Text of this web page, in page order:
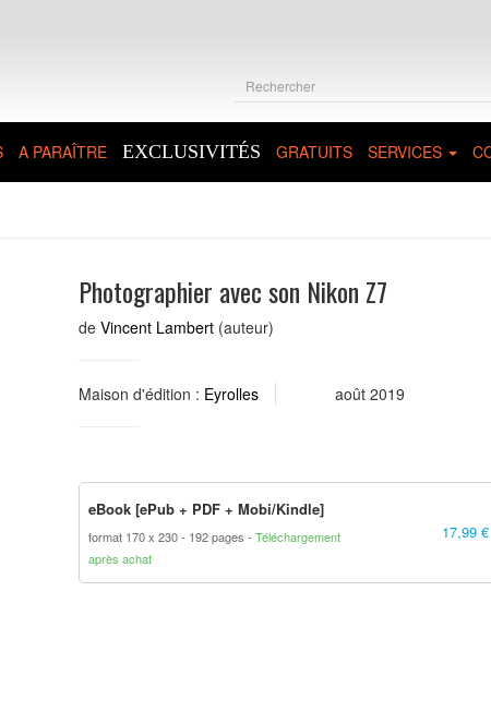
A PARAÎTRE EXCLUSIVITÉS GRATUITS SERVICES
Photographier avec son Nikon Z7
de Vincent Lambert (auteur)
Maison d'édition : Eyrolles août 2019
eBook [ePub + PDF + Mobi/Kindle]
format 170 x 230 192 pages
Téléchargement
après achat
17,99 €